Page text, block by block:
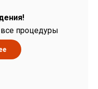
процедуры